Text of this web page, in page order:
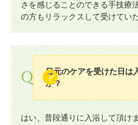
さを感じることのできる手技療
の方もリラックスして受けてい
Q
目元のケアを受けた日は
か？
はい、普段通りに入浴して頂け